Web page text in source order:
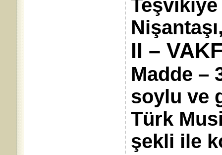
II –
Madde –
soylu ve
Türk
şekli ile